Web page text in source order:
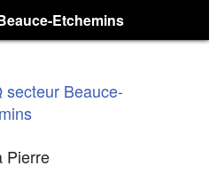
Etchemins
secteur Beauce-
Pierre